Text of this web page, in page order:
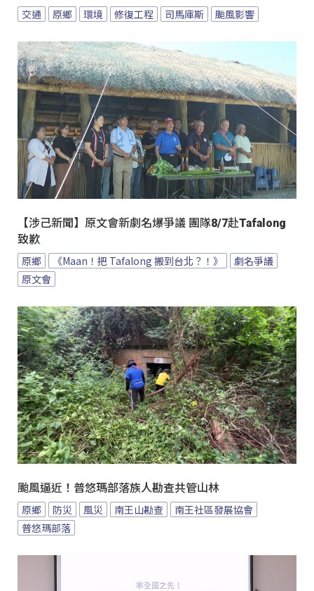
交通 原鄉 環境 修復工程 司馬庫斯 颱風影響
【涉己新聞】原文會新劇名爆爭議 團隊8/7赴Tafalong
致歉
原鄉 《Maan！把 Tafalong 搬到台北？！》
劇名爭議
原文會
颱風逼近！普悠瑪部落族人勘查共管山林
原鄉 防災 風災 南王山勘查
南王社區發展協會
普悠瑪部落